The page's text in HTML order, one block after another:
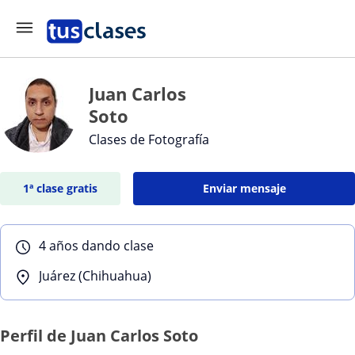
Juan Carlos
Soto
Clases de Fotografía
1ª clase gratis Enviar mensaje
4 años dando clase
Juárez (Chihuahua)
Perfil de Juan Carlos Soto